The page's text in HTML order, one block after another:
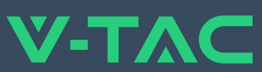
LED ლენტები ყვითელი 24V
LED ლენტები წითელი 12V